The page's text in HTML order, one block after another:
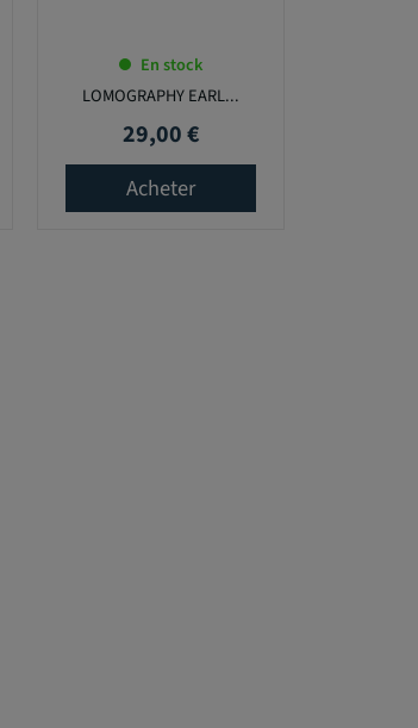
En stock
LOMOGRAPHY EARL...
Prix
29,00 €
Acheter